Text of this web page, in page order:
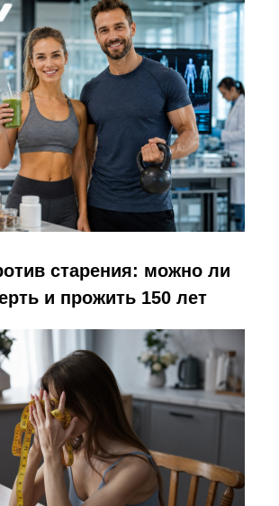
старения: можно ли
и прожить 150 лет